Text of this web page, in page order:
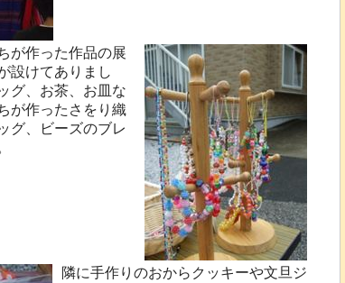
が作った作品の展
設けてありまし
グ、お茶、お皿な
が作ったさをり織
グ、ビーズのブレ
隣に手作りのおからクッキーや文旦ジ